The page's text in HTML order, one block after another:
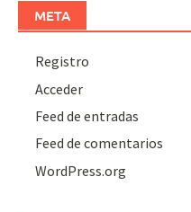
META
Registro
Acceder
Feed de entradas
Feed de comentarios
WordPress.org